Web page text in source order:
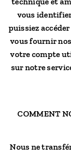
vous
puissiez
vous fournir
votre compte
sur notre
COMMENT
Nous ne